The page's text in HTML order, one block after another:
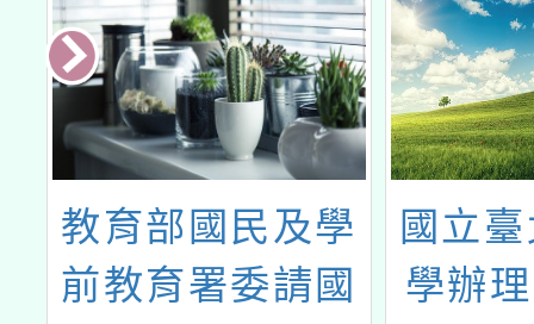
教育部國民及學
前教育署委請國
國立
學辦